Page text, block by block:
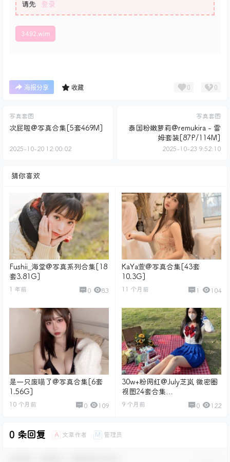
请先 登录
3492.wim
海报分享 收藏 0 0
写真套图
次屁啦@写真合集[5套469M]
2025-10-20 12:00:02
写真套图
泰国粉嫩萝莉@remukira - 雷
姆套装[87P/114M]
2025-10-23 9:52:10
猜你喜欢
Fushii_海堂@写真系列合集[18
套3.81G]
1 年前 0 83
KaYa萱@写真合集[43套
10.3G]
11 个月前 104
是一只废喵了@写真合集[6套
1.56G]
10 个月前 0 109
30w+粉网红@July芝岚 微密圈
视图24套合集
[2451P+14V/4.94G]
9 个月前 0 122
0 条回复 A 文章作者 M 管理员